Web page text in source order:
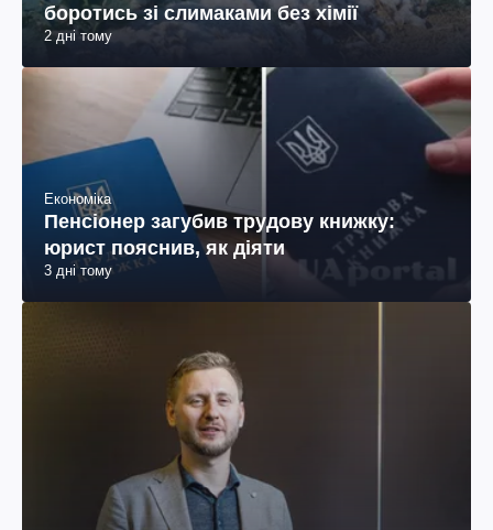
боротись зі слимаками без хімії
2 дні тому
Економіка
Пенсіонер загубив трудову книжку:
юрист пояснив, як діяти
3 дні тому